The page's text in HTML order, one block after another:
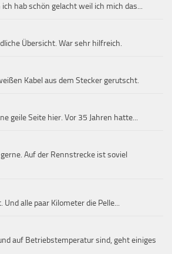
hab schön gelacht weil ich mich das...
Übersicht. War sehr hilfreich.
Kabel aus dem Stecker gerutscht.
geile Seite hier. Vor 35 Jahren hatte...
Auf der Rennstrecke ist soviel
alle paar Kilometer die Pelle...
auf Betriebstemperatur sind, geht einiges